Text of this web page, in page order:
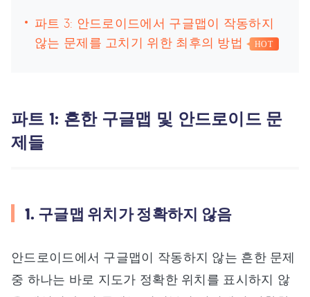
파트 3: 안드로이드에서 구글맵이 작동하지
않는 문제를 고치기 위한 최후의 방법
HOT
파트 1: 흔한 구글맵 및 안드로이드 문
제들
1. 구글맵 위치가 정확하지 않음
안드로이드에서 구글맵이 작동하지 않는 흔한 문제
중 하나는 바로 지도가 정확한 위치를 표시하지 않